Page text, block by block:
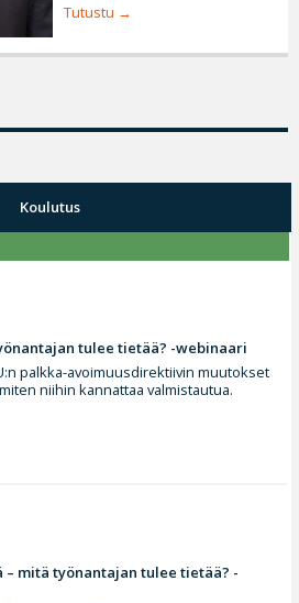
Tutustu
Koulutus
tulee tietää? -webinaari
palkka-avoimuusdirektiivin muutokset
niihin kannattaa valmistautua.
– mitä työnantajan tulee tietää? -